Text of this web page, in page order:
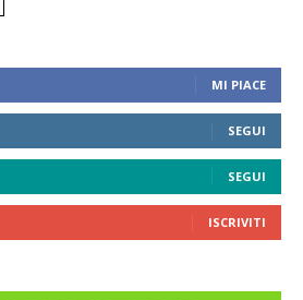
MI PIACE
SEGUI
SEGUI
ISCRIVITI